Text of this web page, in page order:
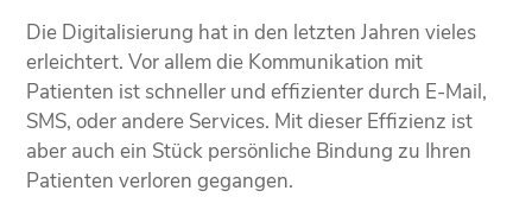
Die Digitalisierung hat in den letzten Jahren vieles
erleichtert. Vor allem die Kommunikation mit
Patienten ist schneller und effizienter durch E-Mail,
SMS, oder andere Services. Mit dieser Effizienz ist
aber auch ein Stück persönliche Bindung zu Ihren
Patienten verloren gegangen.